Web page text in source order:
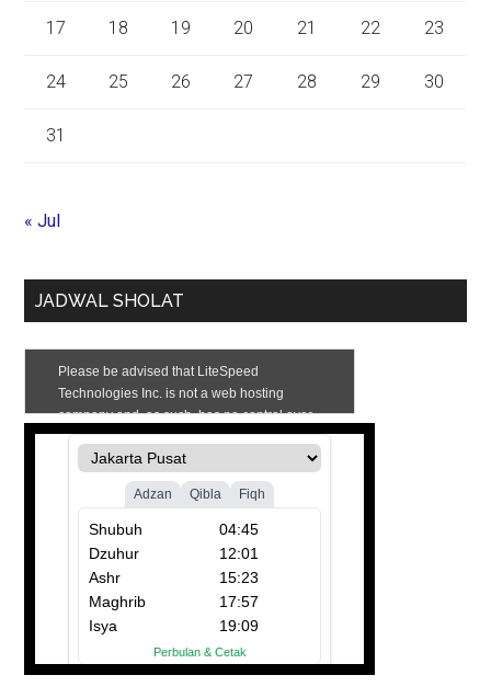
17 18 19 20 21 22 23
24 25 26 27 28 29 30
31
« Jul
JADWAL SHOLAT